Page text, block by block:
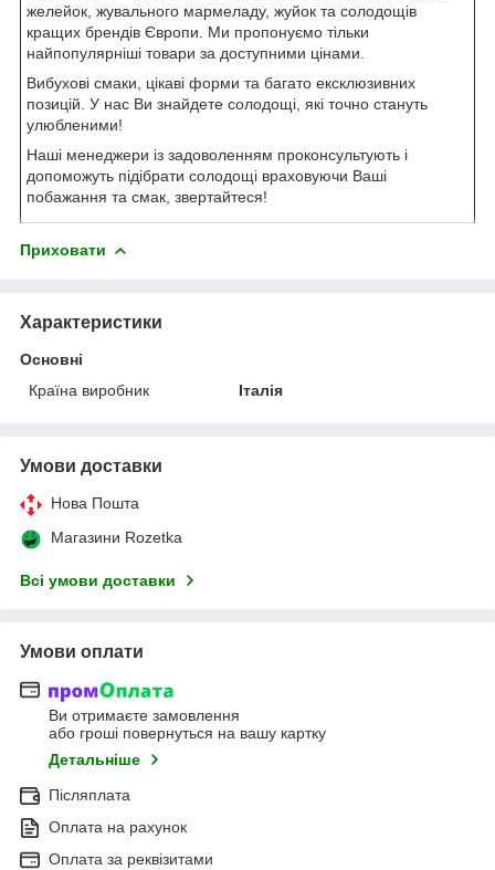
желейок, жувального мармеладу, жуйок та солодощів
кращих брендів Європи. Ми пропонуємо тільки
найпопулярніші товари за доступними цінами.
Вибухові смаки, цікаві форми та багато ексклюзивних
позицій. У нас Ви знайдете солодощі, які точно стануть
улюбленими!
Наші менеджери із задоволенням проконсультують і
допоможуть підібрати солодощі враховуючи Ваші
побажання та смак, звертайтеся!
Приховати
Характеристики
Основні
Країна виробник
Італія
Умови доставки
Нова Пошта
Магазини Rozetka
Всі умови доставки
Умови оплати
Ви отримаєте замовлення
або гроші повернуться на вашу картку
Детальніше
Післяплата
Оплата на рахунок
Оплата за реквізитами